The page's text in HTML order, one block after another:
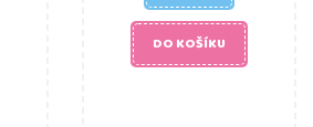
DO KOŠÍKU